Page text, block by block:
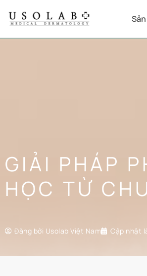
GIẢI PHÁP
HỌC TỪ
Đăng bởi Usolab Việt Nam Cập nhật